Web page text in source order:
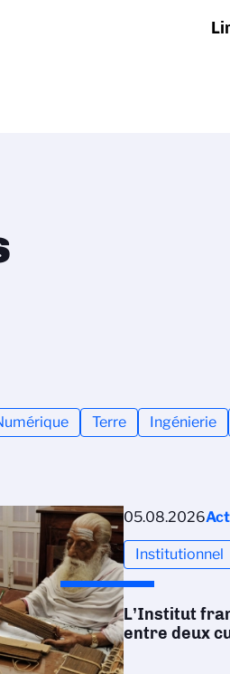
Terre Ingénierie
05.08.2026
Institutionnel
L’Institut
entre deux